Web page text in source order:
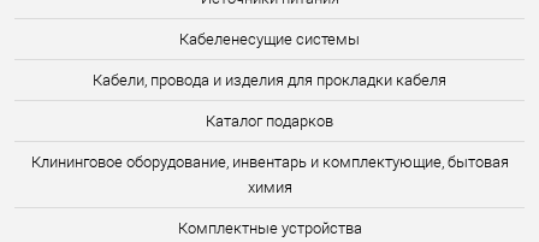
Кабеленесущие системы
Кабели, провода и изделия для прокладки кабеля
Каталог подарков
Клининговое оборудование, инвентарь и комплектующие, бытовая
химия
Комплектные устройства